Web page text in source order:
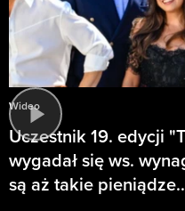
Wideo
Uczestnik 19. edycji
wygadał się ws.
są aż takie